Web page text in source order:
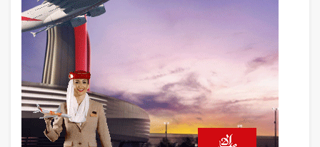
5 saat önce
DHL uçağı havada cisimle çarpıştı,
havalimanında patlayıcı drone bulundu
6 saat önce
Üniformasız Disiplin: Kabin Ekipleri Nasıl
Yolcu Olur?